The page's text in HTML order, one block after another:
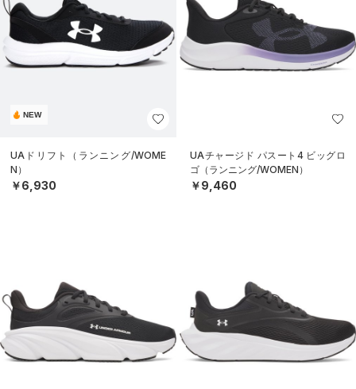
NEW
UAドリフト（ランニング/WOME
N）
￥6,930
UAチャージド パスート4 ビッグロ
ゴ（ランニング/WOMEN）
￥9,460